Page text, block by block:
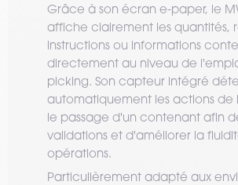
Grâce à son écran e-paper, le
affiche clairement les quantités,
instructions ou informations
directement au niveau de
picking. Son capteur intégré
automatiquement les actions de
le passage d'un contenant afin
validations et d'améliorer la
opérations.
Particulièrement adapté aux